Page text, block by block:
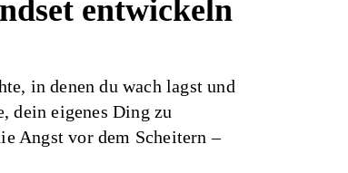
entwickeln
in denen du wach lagst und
dein eigenes Ding zu
Angst vor dem Scheitern –